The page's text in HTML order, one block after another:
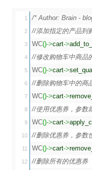
1
2
3
4
5
6
7
8
9
10
11
12
/* Author: Brain -
//添加指定的产品到
WC()->cart->
//修改购物车中商品
WC()->cart->
//删除购物车中的商
WC()->cart->
//使用优惠券，参数
WC()->cart->
//删除优惠券，参数
WC()->cart->
//删除所有的优惠券